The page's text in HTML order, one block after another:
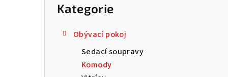
Přeskočit
kategorie
Kategorie
Obývací pokoj
Sedací soupravy
Komody